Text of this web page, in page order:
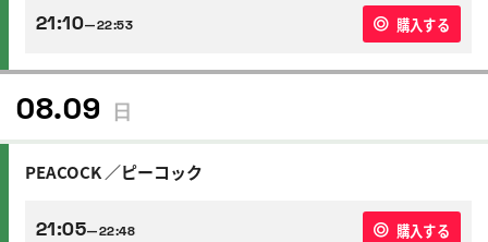
21:10—22:53 購入する
08.09 日
PEACOCK ／ピーコック
21:05—22:48 購入する